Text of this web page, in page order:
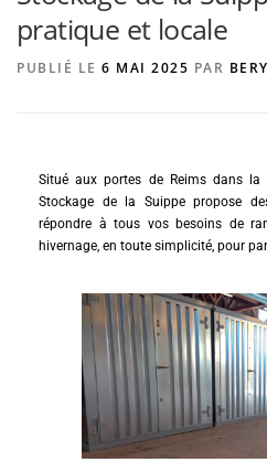
AGENCE DE PUBLICITÉ
pratique et locale
PUBLIÉ LE 6 MAI 2025 PAR
Situé aux portes de Reims dans la
Stockage de la Suippe propose
répondre à tous vos besoins de
hivernage, en toute simplicité, pour